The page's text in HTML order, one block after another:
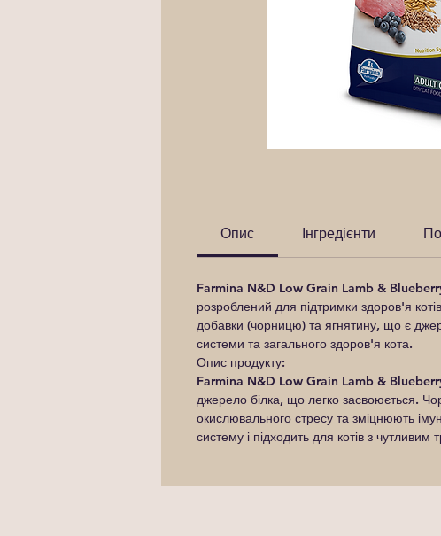
Опис Інгредієнти
Farmina N&D Low Grain Lamb &
розроблений для підтримки здоров'я
добавки (чорницю) та ягнятину, що є
системи та загального здоров'я кота.
Опис продукту:
Farmina N&D Low Grain Lamb &
джерело білка, що легко засвоюється.
окислювального стресу та зміцнюють
систему і підходить для котів з чутливим